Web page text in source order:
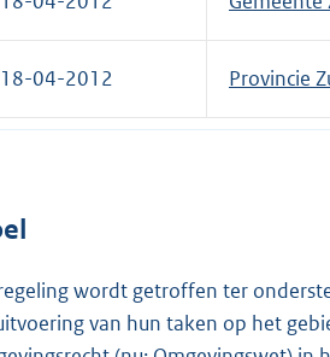
18-04-2012 Provincie
wordt getroffen ter
van hun taken op het